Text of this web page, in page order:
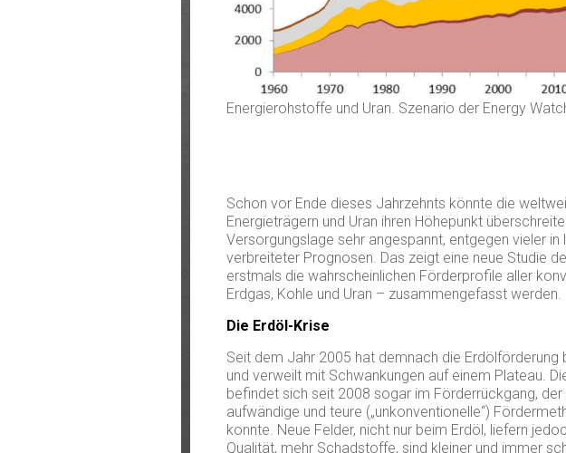
Energierohstoffe und Uran. Szenario der Energy
Schon vor Ende dieses Jahrzehnts könnte die
Energieträgern und Uran ihren Höhepunkt
Versorgungslage sehr angespannt, entgegen vieler
verbreiteter Prognosen. Das zeigt eine neue Studie
erstmals die wahrscheinlichen Förderprofile aller
Erdgas, Kohle und Uran – zusammengefasst werden.
Die Erdöl-Krise
Seit dem Jahr 2005 hat demnach die Erdölförderung
und verweilt mit Schwankungen auf einem Plateau.
befindet sich seit 2008 sogar im Förderrückgang,
aufwändige und teure („unkonventionelle“)
konnte. Neue Felder, nicht nur beim Erdöl, liefern
Qualität, mehr Schadstoffe, sind kleiner und immer